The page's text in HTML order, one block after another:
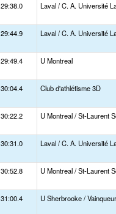
29:38.0 Laval / C. A. Université
29:44.9 Laval / C. A. Université
29:49.4 U Montreal
30:04.4 Club d'athlétisme 3D
30:22.2 U Montreal / St-Laurent
30:31.0 Laval / C. A. Université
30:52.8 U Montreal / St-Laurent
31:00.4 U Sherbrooke /